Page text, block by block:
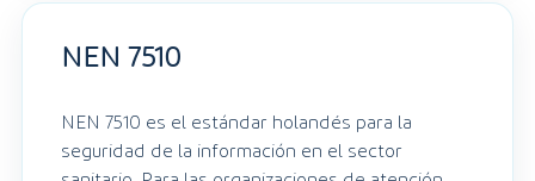
NEN 7510
NEN 7510 es el estándar holandés para la
seguridad de la información en el sector